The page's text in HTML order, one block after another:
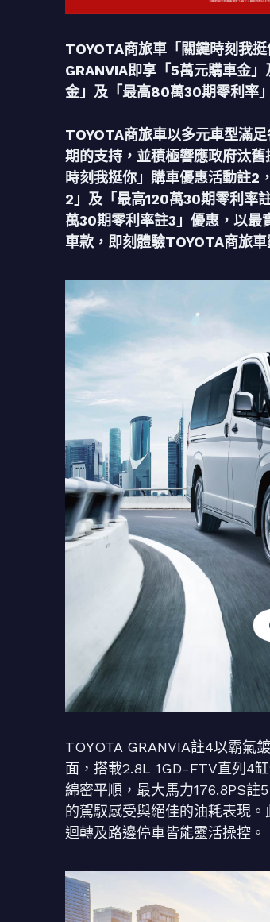
TOYOTA商旅車「關鍵時刻我
GRANVIA即享「5萬元購車金
金」及「最高80萬30期零利率
TOYOTA商旅車以多元車型滿
期的支持，並積極響應政府汰
時刻我挺你」購車優惠活動註2
2」及「最高120萬30期零利率
萬30期零利率註3」優惠，以最
車款，即刻體驗TOYOTA商旅
TOYOTA GRANVIA註4以霸氣
面，搭載2.8L 1GD-FTV直列4
綿密平順，最大馬力176.8PS
的駕馭感受與絕佳的油耗表現
迴轉及路邊停車皆能靈活操控。